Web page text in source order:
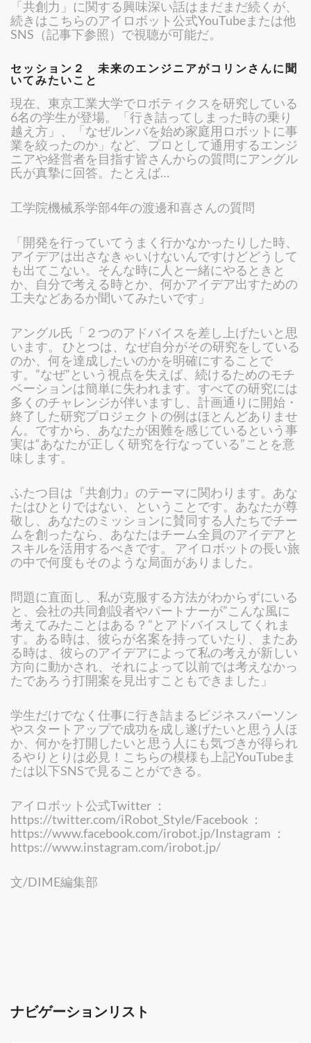
「共創力」に関する興味深い話はまだまだ続くが、
続きはこちらのアイロボット公式YouTubeまたは他
SNS（記事下参照）で視聴が可能だ。
セッション２ 未来のエンジニアがコリンさんに聞
いてみたいこと
現在、東京工業大学でロボティクスを研究している
6名の学生が登場。「行き詰ってしまった時の乗り
越え方」、「なぜルンバを始め家庭用ロボットに事
業を絞ったのか」など、プロとして通用するエンジ
ニアや経営者を目指す皆さんからの質問にアングル
氏が真摯に回答。たとえば…
工学院機械系学部4年の渡邊和喜さんの質問
「開発を行っていてうまく行かなかったりした時、
アイデアは出さなきゃいけないんですけどどうして
も出てこない。そんな時に人と一緒にやるときと
か、自分で考える時とか、何かアイデア出すための
工夫などあるか聞いてみたいです」
アングル氏「２つのアドバイスを差し上げたいと思
います。 ひとつは、なぜ自分がその研究をしている
のか、何を達成したいのかを明確にすることで
す。”なぜ”という視点を失えば、続けるためのモチ
ベーションは簡単に失われます。すべての研究には
多くのチャレンジが伴いますし、計画通りに開始・
終了した研究プロジェクトの例はほとんどありませ
ん。ですから、あなたが困難を感じているという事
実は“あなたが正しく研究を行なっている”ことを意
味します。
ふたつ目は『共創力』のテーマに関わります。あな
たはひとりではない、ということです。あなたが尊
敬し、あなたのミッションに賛同する人たちでチー
ムを創ったなら、あなたはチーム全員のアイデアと
スキルを活用するべきです。 アイロボットの長い旅
の中で何度もそのような局面がありました。
問題に直面し、私が克服する方法がわからずにいる
と、会社の共同創設者やパートナーが”こんな風に
考えてみたことはある？”とアドバイスしてくれま
す。ある時は、彼らが名案を持っていたり、またあ
る時は、彼らのアイデアによって私の考えが新しい
方向に動かされ、それによって以前では考えなかっ
たであろう打開案を見出すこともできました」
学生だけでなく仕事に行き詰まるビジネスパーソン
やスタートアップで成功を成し遂げたいと思う人ほ
か、何かを打開したいと思う人にも気づきが得られ
るやりとりは必見！こちらの模様も上記YouTubeま
たは以下SNSで見ることができる。
アイロボット公式Twitter ：
https://twitter.com/iRobot_Style/Facebook ：
https://www.facebook.com/irobot.jp/Instagram ：
https://www.instagram.com/irobot.jp/
文/DIME編集部
ナビゲーションリスト